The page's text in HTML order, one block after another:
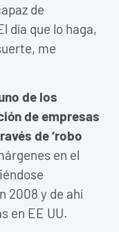
de
día que lo haga,
me
de los
de empresas
de ‘robo
en el
2008 y de ahí
en EE UU.